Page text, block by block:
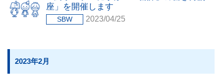
座」を開催します
SBW 2023/04/25
2023年2月